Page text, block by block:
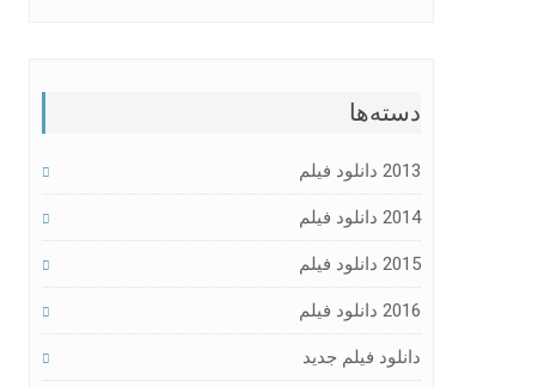
دسته‌ها
2013 دانلود فیلم
2014 دانلود فیلم
2015 دانلود فیلم
2016 دانلود فیلم
دانلود فیلم جدید